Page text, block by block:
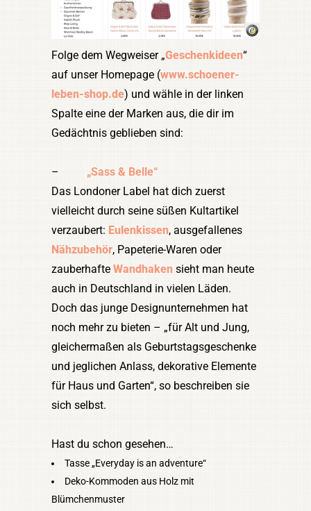
Folge dem Wegweiser „Geschenkideen“
auf unser Homepage (www.schoener-
leben-shop.de) und wähle in der linken
Spalte eine der Marken aus, die dir im
Gedächtnis geblieben sind:
– „Sass & Belle“
Das Londoner Label hat dich zuerst
vielleicht durch seine süßen Kultartikel
verzaubert: Eulenkissen, ausgefallenes
Nähzubehör, Papeterie-Waren oder
zauberhafte Wandhaken sieht man heute
auch in Deutschland in vielen Läden.
Doch das junge Designunternehmen hat
noch mehr zu bieten – „für Alt und Jung,
gleichermaßen als Geburtstagsgeschenke
und jeglichen Anlass, dekorative Elemente
für Haus und Garten“, so beschreiben sie
sich selbst.
Hast du schon gesehen…
Tasse „Everyday is an adventure“
Deko-Kommoden aus Holz mit
Blümchenmuster